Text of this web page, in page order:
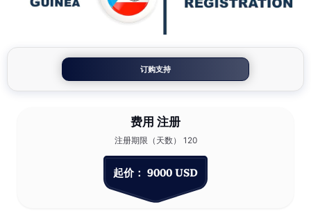
订购支持
费用 注册
注册期限（天数） 120
起价： 9000 USD